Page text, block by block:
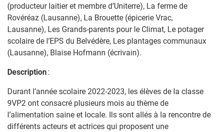
(producteur laitier et membre d’Uniterre), La ferme de
Rovéréaz (Lausanne), La Brouette (épicerie Vrac,
Lausanne), Les Grands-parents pour le Climat, Le potager
scolaire de l’EPS du Belvédère, Les plantages communaux
(Lausanne), Blaise Hofmann (écrivain).
Description:
Durant l’année scolaire 2022-2023, les élèves de la classe
9VP2 ont consacré plusieurs mois au thème de
l’alimentation saine et locale. Ils sont allés à la rencontre de
différents acteurs et actrices qui proposent une